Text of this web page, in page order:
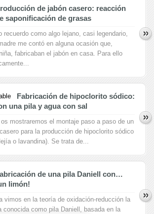
de jabón casero: reacción
saponificación de grasas
recuerdo como algo lejano, casi legendario,
me contó en alguna ocasión que,
fabricaban el jabón en casa. Para ello
Fabricación de hipoclorito sódico:
una pila y agua con sal
mostraremos el montaje paso a paso de un
para la producción de hipoclorito sódico
o lavandina). Se trata de...
de una pila Daniell con…
limón!
vimos en la teoría de oxidación-reducción la
conocida como pila Daniell, basada en la